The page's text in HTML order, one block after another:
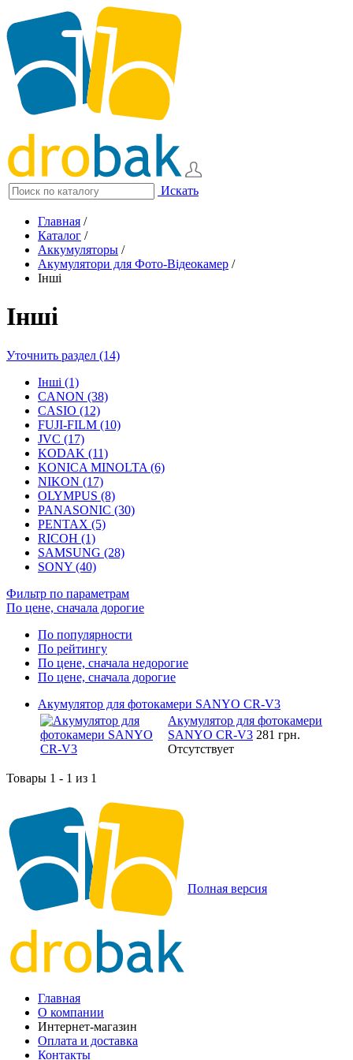
Искать
Главная /
Каталог /
Аккумуляторы /
Акумулятори для Фото-Відеокамер /
Інші
Інші
Уточнить раздел (14)
Інші (1)
CANON (38)
CASIO (12)
FUJI-FILM (10)
JVC (17)
KODAK (11)
KONICA MINOLTA (6)
NIKON (17)
OLYMPUS (8)
PANASONIC (30)
PENTAX (5)
RICOH (1)
SAMSUNG (28)
SONY (40)
Фильтр по параметрам
По цене, сначала дорогие
По популярности
По рейтингу
По цене, сначала недорогие
По цене, сначала дорогие
Акумулятор для фотокамери SANYO CR-V3
Акумулятор для фотокамери
SANYO CR-V3 281 грн.
Отсутствует
Товары 1 - 1 из 1
Полная версия
Главная
О компании
Интернет-магазин
Оплата и доставка
Контакты